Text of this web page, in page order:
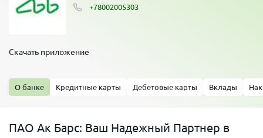
+78002005303
Скачать приложение
О банке Кредитные карты Дебетовые карты Вклады
ПАО Ак Барс: Ваш Надежный Партнер в